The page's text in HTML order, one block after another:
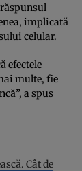
implicată
celular.
efectele
multe, fie
a spus
Cât de